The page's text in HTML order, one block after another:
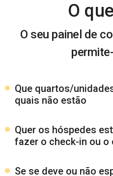
O
O seu painel de
Que quartos/
quais não estão
Quer os hóspedes
fazer o check-in ou o
Se se deve ou não